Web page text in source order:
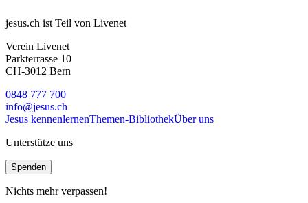
jesus.ch ist Teil von Livenet
Verein Livenet
Parkterrasse 10
CH-3012 Bern
0848 777 700
info@jesus.ch
Jesus kennenlernenThemen-BibliothekÜber uns
Unterstütze uns
Spenden
Nichts mehr verpassen!